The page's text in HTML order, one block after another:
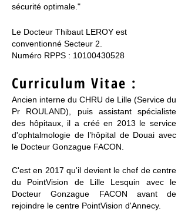
sécurité optimale."
Le Docteur Thibaut LEROY est
conventionné Secteur 2.
Numéro RPPS : 10100430528
Curriculum Vitae :
Ancien interne du CHRU de Lille (Service du
Pr ROULAND), puis assistant spécialiste
des hôpitaux, il a créé en 2013 le service
d'ophtalmologie de l’hôpital de Douai avec
le Docteur Gonzague FACON.
C'est en 2017 qu'il devient le chef de centre
du PointVision de Lille Lesquin avec le
Docteur Gonzague FACON avant de
rejoindre le centre PointVision d'Annecy.